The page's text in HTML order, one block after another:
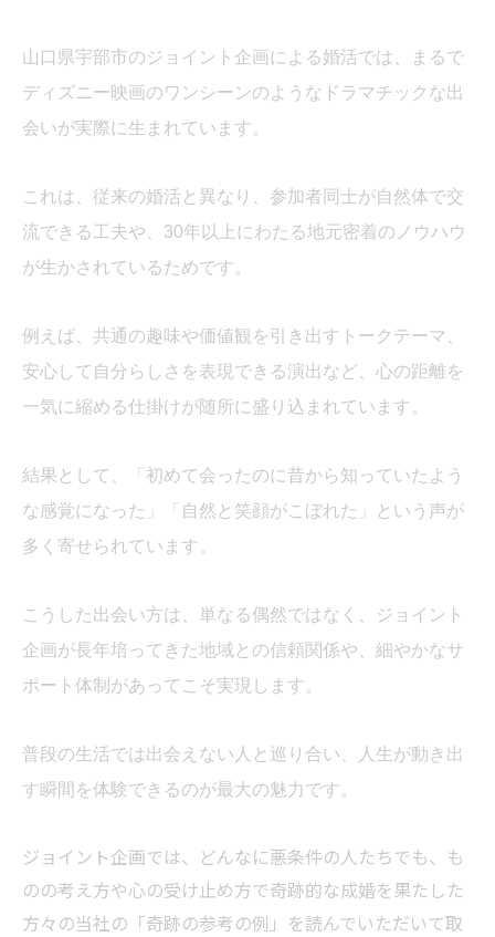
山口県宇部市のジョイント企画による婚活では、まるで
ディズニー映画のワンシーンのようなドラマチックな出
会いが実際に生まれています。
これは、従来の婚活と異なり、参加者同士が自然体で交
流できる工夫や、30年以上にわたる地元密着のノウハウ
が生かされているためです。
例えば、共通の趣味や価値観を引き出すトークテーマ、
安心して自分らしさを表現できる演出など、心の距離を
一気に縮める仕掛けが随所に盛り込まれています。
結果として、「初めて会ったのに昔から知っていたよう
な感覚になった」「自然と笑顔がこぼれた」という声が
多く寄せられています。
こうした出会い方は、単なる偶然ではなく、ジョイント
企画が長年培ってきた地域との信頼関係や、細やかなサ
ポート体制があってこそ実現します。
普段の生活では出会えない人と巡り合い、人生が動き出
す瞬間を体験できるのが最大の魅力です。
ジョイント企画では、どんなに悪条件の人たちでも、も
のの考え方や心の受け止め方で奇跡的な成婚を果たした
方々の当社の「奇跡の参考の例」を読んでいただいて取